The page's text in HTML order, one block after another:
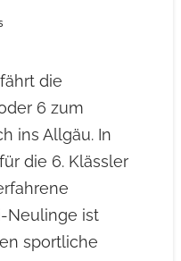
die
6 zum
ins Allgäu. In
die 6. Klässler
Neulinge ist
sportliche